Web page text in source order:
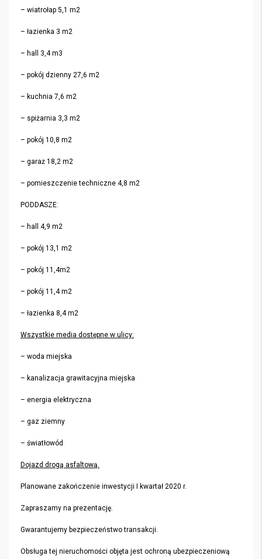
– wiatrołap 5,1 m2
– łazienka 3 m2
– hall 3,4 m3
– pokój dzienny 27,6 m2
– kuchnia 7,6 m2
– spiżarnia 3,3 m2
– pokój 10,8 m2
– garaż 18,2 m2
– pomieszczenie techniczne 4,8 m2
PODDASZE:
– hall 4,9 m2
– pokój 13,1 m2
– pokój 11,4m2
– pokój 11,4 m2
– łazienka 8,4 m2
Wszystkie media dostępne w ulicy:
– woda miejska
– kanalizacja grawitacyjna miejska
– energia elektryczna
– gaz ziemny
– światłowód
Dojazd drogą asfaltową.
Planowane zakończenie inwestycji I kwartał 2020 r.
Zapraszamy na prezentację.
Gwarantujemy bezpieczeństwo transakcji.
Obsługa tej nieruchomości objęta jest ochroną ubezpieczeniową